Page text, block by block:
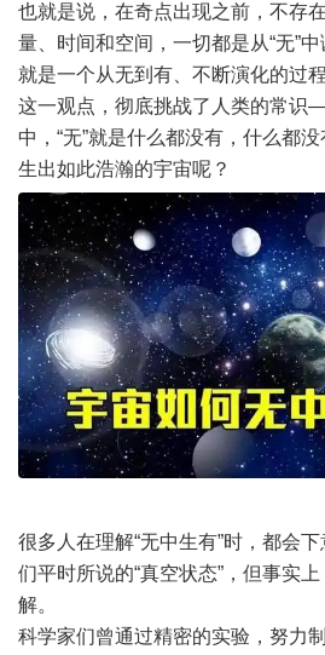
也就是说，在奇点出现之前，不存
量、时间和空间，一切都是从“无”
就是一个从无到有、不断演化的过程
这一观点，彻底挑战了人类的常
中，“无”就是什么都没有，什么都
生出如此浩瀚的宇宙呢？
很多人在理解“无中生有”时，都会
们平时所说的“真空状态”，但事实
解。
科学家们曾通过精密的实验，努力